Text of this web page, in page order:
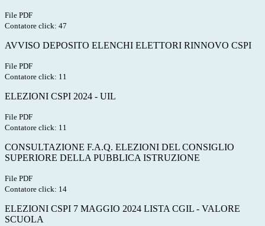
File PDF
Contatore click: 47
AVVISO DEPOSITO ELENCHI ELETTORI RINNOVO CSPI
File PDF
Contatore click: 11
ELEZIONI CSPI 2024 - UIL
File PDF
Contatore click: 11
CONSULTAZIONE F.A.Q. ELEZIONI DEL CONSIGLIO
SUPERIORE DELLA PUBBLICA ISTRUZIONE
File PDF
Contatore click: 14
ELEZIONI CSPI 7 MAGGIO 2024 LISTA CGIL - VALORE
SCUOLA